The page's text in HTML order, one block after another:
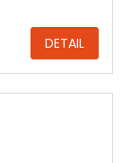
DETAIL